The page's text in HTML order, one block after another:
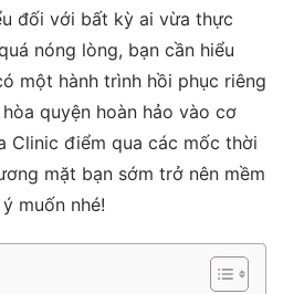
đối với bất kỳ ai vừa thực
nóng lòng, bạn cần hiểu
một hành trình hồi phục riêng
quyện hoàn hảo vào cơ
Clinic điểm qua các mốc thời
mặt bạn sớm trở nên mềm
muốn nhé!